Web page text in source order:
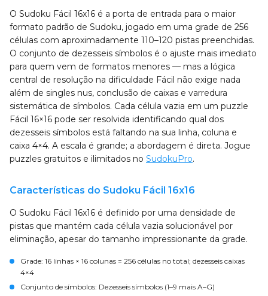
O Sudoku Fácil 16x16 é a porta de entrada para o maior
formato padrão de Sudoku, jogado em uma grade de 256
células com aproximadamente 110–120 pistas preenchidas.
O conjunto de dezesseis símbolos é o ajuste mais imediato
para quem vem de formatos menores — mas a lógica
central de resolução na dificuldade Fácil não exige nada
além de singles nus, conclusão de caixas e varredura
sistemática de símbolos. Cada célula vazia em um puzzle
Fácil 16×16 pode ser resolvida identificando qual dos
dezesseis símbolos está faltando na sua linha, coluna e
caixa 4×4. A escala é grande; a abordagem é direta. Jogue
puzzles gratuitos e ilimitados no SudokuPro.
Características do Sudoku Fácil 16x16
O Sudoku Fácil 16x16 é definido por uma densidade de
pistas que mantém cada célula vazia solucionável por
eliminação, apesar do tamanho impressionante da grade.
Grade: 16 linhas × 16 colunas = 256 células no total; dezesseis caixas
4×4
Conjunto de símbolos: Dezesseis símbolos (1–9 mais A–G)